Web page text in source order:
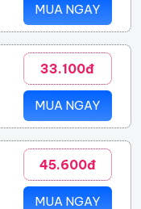
MUA NGAY
33.100đ
MUA NGAY
45.600đ
MUA NGAY